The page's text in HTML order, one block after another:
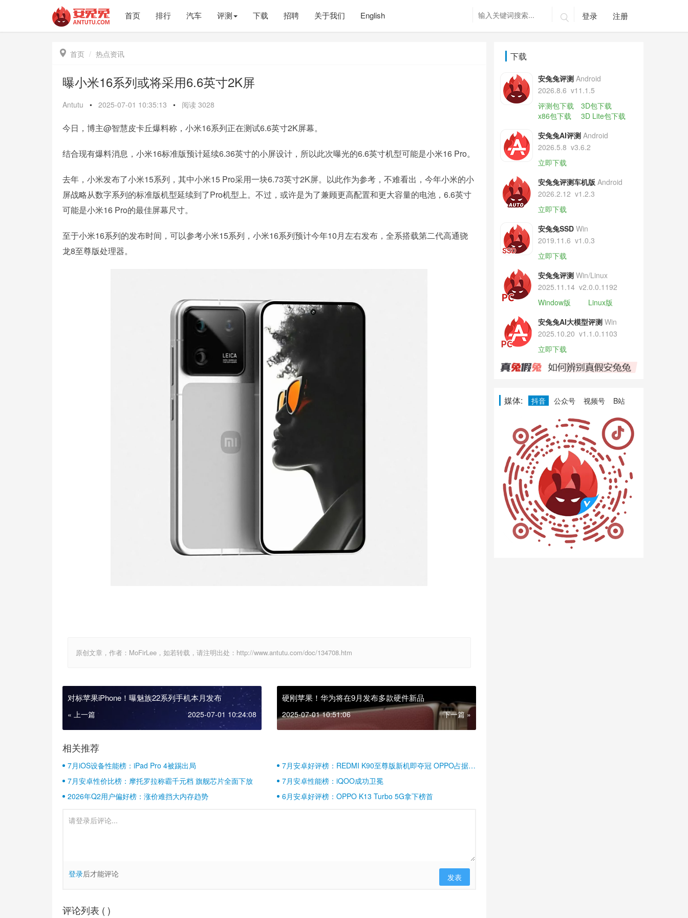
首页 排行 汽车 评测 下载 招聘 关于我们 English  登录 注册
 首页 热点资讯
曝小米16系列或将采用6.6英寸2K屏
Antutu • 2025-07-01 10:35:13 • 阅读 3028
今日，博主@智慧皮卡丘爆料称，小米16系列正在测试6.6英寸2K屏幕。
结合现有爆料消息，小米16标准版预计延续6.36英寸的小屏设计，所以此次曝光的6.6英寸机型可能是小米16 Pro。
去年，小米发布了小米15系列，其中小米15 Pro采用一块6.73英寸2K屏。以此作为参考，不难看出，今年小米的小
屏战略从数字系列的标准版机型延续到了Pro机型上。不过，或许是为了兼顾更高配置和更大容量的电池，6.6英寸
可能是小米16 Pro的最佳屏幕尺寸。
至于小米16系列的发布时间，可以参考小米15系列，小米16系列预计今年10月左右发布，全系搭载第二代高通骁
龙8至尊版处理器。
原创文章，作者：MoFirLee，如若转载，请注明出处：http://www.antutu.com/doc/134708.htm
对标苹果iPhone！曝魅族22系列手机本月发布
« 上一篇 2025-07-01 10:24:08
硬刚苹果！华为将在9月发布多款硬件新品
2025-07-01 10:51:06 下一篇 »
相关推荐
7月iOS设备性能榜：iPad Pro 4被踢出局
7月安卓好评榜：REDMI K90至尊版新机即夺冠 OPPO占据半
壁江山
7月安卓性价比榜：摩托罗拉称霸千元档 旗舰芯片全面下放
7月安卓性能榜：iQOO成功卫冕
2026年Q2用户偏好榜：涨价难挡大内存趋势
6月安卓好评榜：OPPO K13 Turbo 5G拿下榜首
登录后才能评论 发表
评论列表 ( )
下载
安兔兔评测 Android
2026.8.6 v11.1.5
评测包下载
3D包下载
x86包下载
3D Lite包下载
安兔兔AI评测 Android
2026.5.8 v3.6.2
立即下载
安兔兔评测车机版 Android
2026.2.12 v1.2.3
立即下载
安兔兔SSD Win
2019.11.6 v1.0.3
立即下载
安兔兔评测 Win/Linux
2025.11.14 v2.0.0.1192
Window版
Linux版
安兔兔AI大模型评测 Win
2025.10.20 v1.1.0.1103
立即下载
媒体: 抖音 公众号 视频号 B站